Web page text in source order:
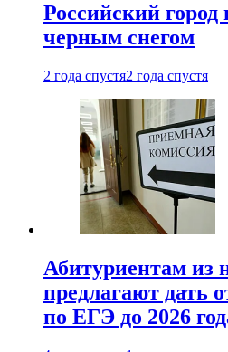
Российский
черным снегом
2 года спустя2 года спустя
Абитуриентам из
предлагают дать
по ЕГЭ до 2026